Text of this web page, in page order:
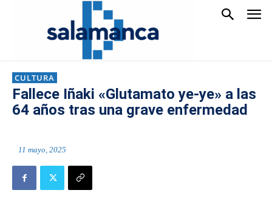
CULTURA
Fallece Iñaki «Glutamato ye-ye» a las
64 años tras una grave enfermedad
11 mayo, 2025